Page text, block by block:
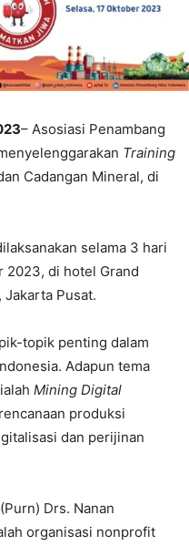
– Asosiasi Penambang
Training
Cadangan Mineral, di
selama 3 hari
2023, di hotel Grand
Jakarta Pusat.
topik penting dalam
Adapun tema
Mining Digital
produksi
dan perijinan
Drs. Nanan
organisasi nonprofit